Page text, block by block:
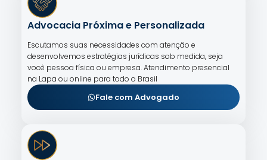
Advocacia Próxima e Personalizada
Escutamos suas necessidades com atenção e
desenvolvemos estratégias jurídicas sob medida, seja
você pessoa física ou empresa. Atendimento presencial
na Lapa ou online para todo o Brasil
Fale com Advogado